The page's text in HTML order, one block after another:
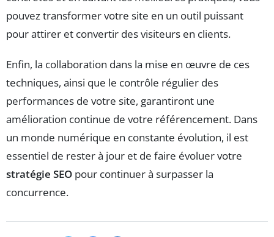
pouvez transformer votre site en un outil puissant
pour attirer et convertir des visiteurs en clients.
Enfin, la collaboration dans la mise en œuvre de ces
techniques, ainsi que le contrôle régulier des
performances de votre site, garantiront une
amélioration continue de votre référencement. Dans
un monde numérique en constante évolution, il est
essentiel de rester à jour et de faire évoluer votre
stratégie SEO pour continuer à surpasser la
concurrence.